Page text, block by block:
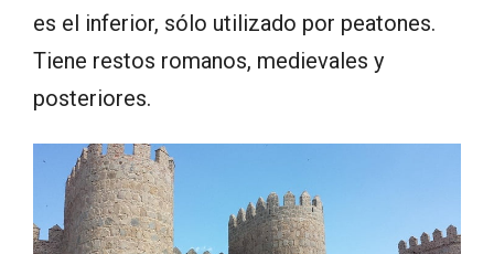
es el inferior, sólo utilizado por peatones.
Tiene restos romanos, medievales y
posteriores.